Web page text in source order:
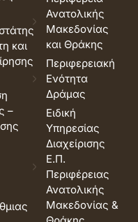
και
–
Ανατολικής
Μακεδονίας
και Θράκης
Περιφερειακή
Ενότητα
Δράμας
Ειδική
Υπηρεσίας
Διαχείρισης
Ε.Π.
Περιφέρειας
Ανατολικής
Μακεδονίας &